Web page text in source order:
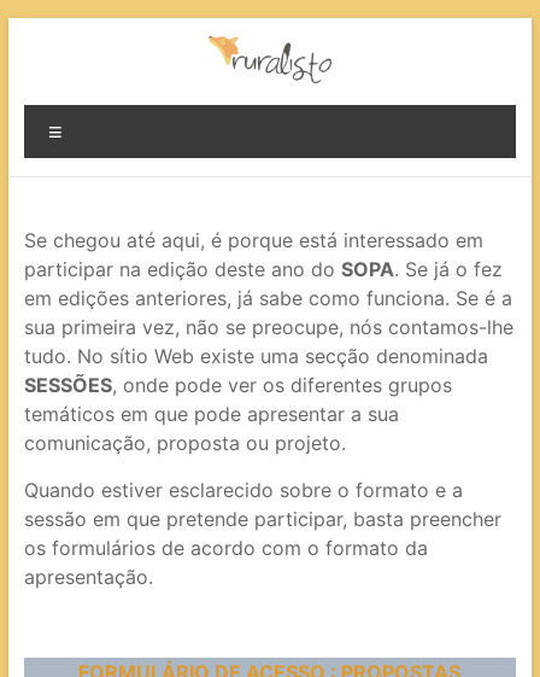
rural
Se chegou até aqui, é porque está interessado em
participar na edição deste ano do SOPA. Se já o fez
em edições anteriores, já sabe como funciona. Se é a
sua primeira vez, não se preocupe, nós contamos-lhe
tudo. No sítio Web existe uma secção denominada
SESSÕES, onde pode ver os diferentes grupos
temáticos em que pode apresentar a sua
comunicação, proposta ou projeto.
Quando estiver esclarecido sobre o formato e a
sessão em que pretende participar, basta preencher
os formulários de acordo com o formato da
apresentação.